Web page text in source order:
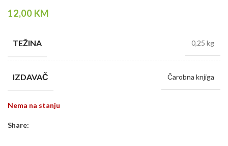
12,00 KM
TEŽINA 0,25 kg
IZDAVAČ Čarobna knjiga
Nema na stanju
Share: